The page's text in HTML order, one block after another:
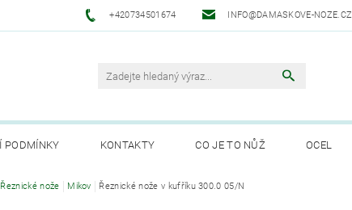
+420734501674 INFO@DAMASKOVE-NOZE.CZ
PODMÍNKY KONTAKTY CO JE TO NŮŽ OCEL
MANUFAKTURA SOLINGEN
Řeznické nože Mikov Řeznické nože v kufříku 300.0 05/N